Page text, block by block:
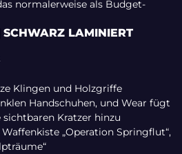
normalerweise als Budget-
LAMINIERT
Klingen und Holzgriffe
Handschuhen, und Wear fügt
Kratzer hinzu
Waffenkiste „Operation Springflut“,